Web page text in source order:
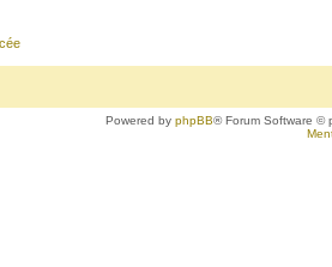
Powered byphpBB® Forum Software ©